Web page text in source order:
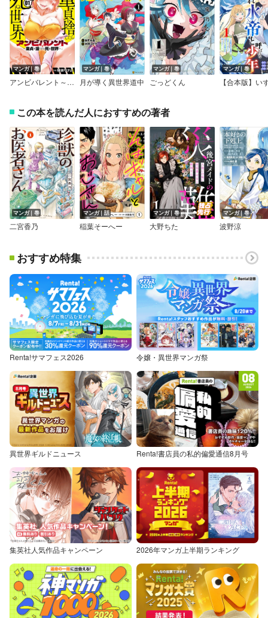
マンガ｜巻
アンビバレント～童貞を捨てたら死ぬ世界～
マンガ｜巻
月が導く異世界道中
マンガ｜巻
ごっどくん
マンガ｜巻
この本を読んだ人におすすめの著者
マンガ｜巻
二宮香乃
マンガ｜話
稲葉そーへー
マンガ｜巻
大野ちた
マンガ｜巻
波野涼
おすすめ特集
Renta!サマフェス2026 令嬢・異世界マンガ祭
異世界ギルドニュース Renta!書店員の私的偏愛通信8月号
集英社人気作品キャンペーン 2026年マンガ上半期ランキング